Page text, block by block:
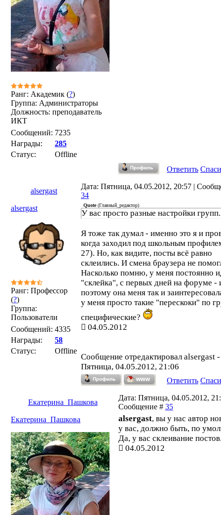
Ранг: Академик (?)
Группа: Администраторы
Должность: преподаватель
ИКТ
Сообщений: 7235
Награды:
285
Статус:
Offline
Ответить
alsergast
Дата: Пятница, 04.05.2012, 20:57 |
34
alsergast
Ранг: Профессор
(?)
Группа:
Пользователи
Сообщений: 4335
Награды:
58
Статус:
Offline
Quote(Главный_редактор)
У вас просто разные настройки групп.
Я тоже так думал - именно это я и
когда заходил под школьным
27). Но, как видите, посты всё равно
склеились. И смена браузера не
Насколько помню, у меня постоянно
"склейка", с первых дней на форуме -
поэтому она меня так и
у меня просто такие "перескоки" по
специфические?
04.05.2012
Сообщение отредактировал alsergast -
Пятница, 04.05.2012, 21:06
Ответить
Екатерина_Пашкова
Дата: Пятница, 04.05.2012,
Сообщение # 35
Екатерина_Пашкова
alsergast, вы у нас автор
у вас, должно быть, по
Да, у вас склеивание
04.05.2012